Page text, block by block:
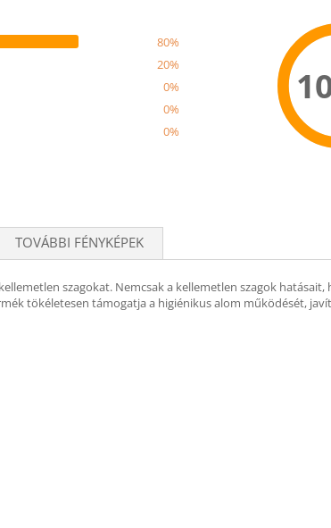
80%
20%
0%
0%
0%
TOVÁBBI FÉNYKÉPEK
szagokat. Nemcsak a kellemetlen szagok
tökéletesen támogatja a higiénikus alom működését,